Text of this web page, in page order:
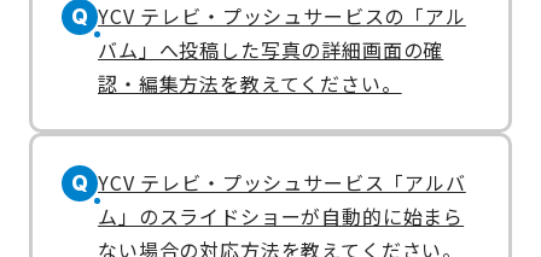
Q YCV テレビ・プッシュサービスの「アル
バム」へ投稿した写真の詳細画面の確
認・編集方法を教えてください。
Q YCV テレビ・プッシュサービス「アルバ
ム」のスライドショーが自動的に始まら
ない場合の対応方法を教えてください。